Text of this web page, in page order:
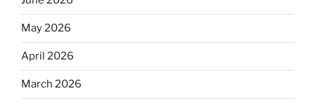
May 2026
April 2026
March 2026